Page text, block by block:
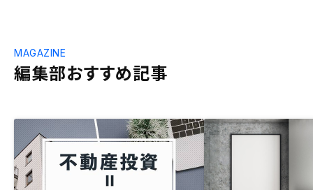
編集部おすすめ記事
MAGAZINE